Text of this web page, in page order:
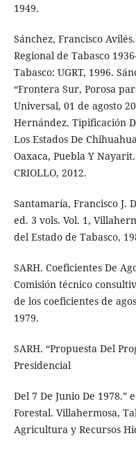
1949.
Sánchez, Francisco
Regional de Tabasco
Tabasco: UGRT, 1996.
“Frontera Sur, Porosa
Universal, 01 de agosto
Hernández. Tipificación
Los Estados De
Oaxaca, Puebla Y
CRIOLLO, 2012.
Santamaría, Francisco J.
ed. 3 vols. Vol. 1,
del Estado de Tabasco,
SARH. Coeficientes De
Comisión técnico
de los coeficientes de
1979.
SARH. “Propuesta Del
Presidencial
Del 7 De Junio De
Forestal. Villahermosa,
Agricultura y Recursos